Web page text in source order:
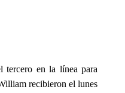
tercero en la línea para
recibieron el lunes